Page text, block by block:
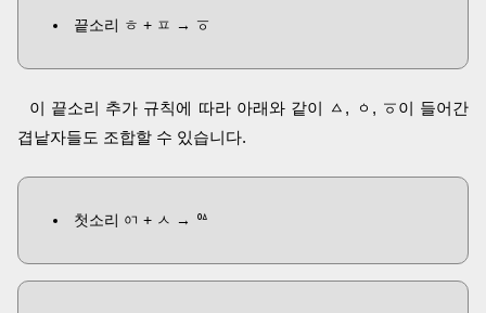
끝소리 ㅎ + ㅍ → ㆆ
이 끝소리 추가 규칙에 따라 아래와 같이 ㅿ, ㆁ, ㆆ이 들어간
겹낱자들도 조합할 수 있습니다.
첫소리 ᅁ + ㅅ → ᅆ